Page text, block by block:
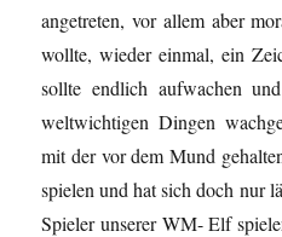
angetreten, vor allem aber
wollte, wieder einmal, ein
sollte endlich aufwachen
weltwichtigen Dingen
mit der vor dem Mund
spielen und hat sich doch nur
Spieler unserer WM- Elf